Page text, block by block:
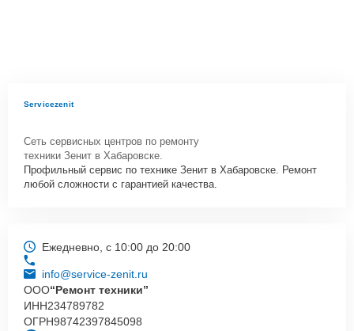
Servicezenit
Сеть сервисных центров по ремонту
техники Зенит в Хабаровске.
Профильный сервис по технике Зенит в Хабаровске. Ремонт
любой сложности с гарантией качества.
Ежедневно, с 10:00 до 20:00
info@service-zenit.ru
ООО“Ремонт техники”
ИНН234789782
ОГРН98742397845098